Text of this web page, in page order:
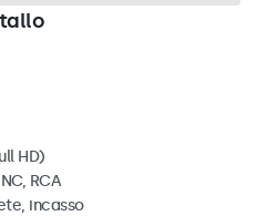
HD)
RCA
incasso